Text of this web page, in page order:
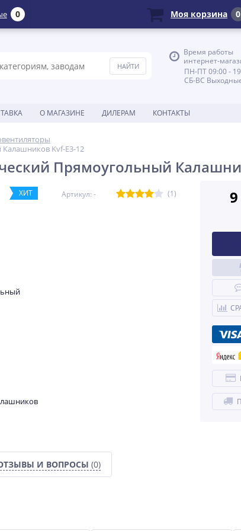
Время работы
интернет-
ПН-ПТ 09:00 -
СБ-ВС
О МАГАЗИНЕ ДИЛЕРАМ КОНТАКТЫ
Kvf-E3-12
Прямоугольный
ХИТ Артикул: - (1)
И ВОПРОСЫ (0)
0 Моя корзина 0